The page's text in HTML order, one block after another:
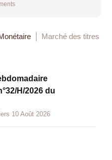
Marché des titres
H/2026 du
10 Août 2026